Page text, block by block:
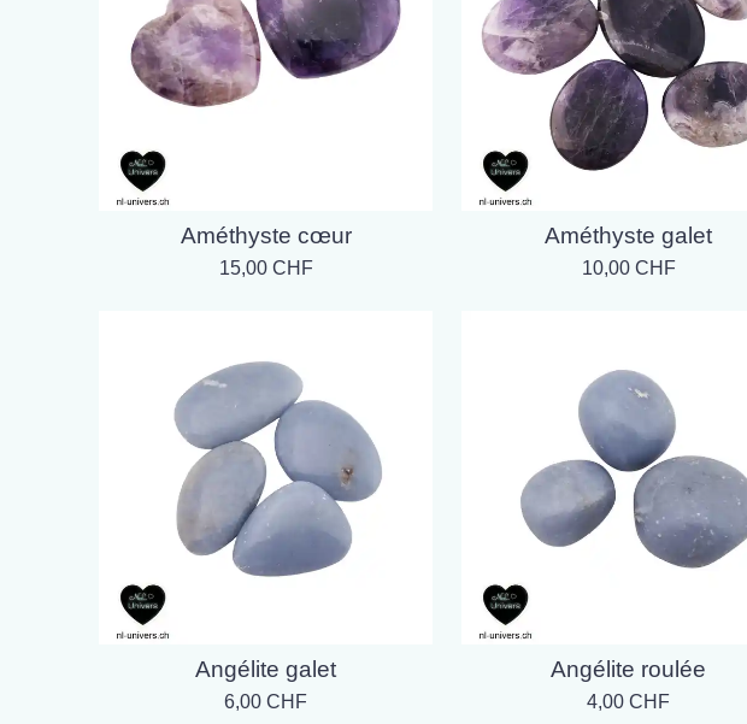
Améthyste cœur
15,00 CHF
Améthyste galet
10,00 CHF
Angélite galet
6,00 CHF
Angélite roulée
4,00 CHF